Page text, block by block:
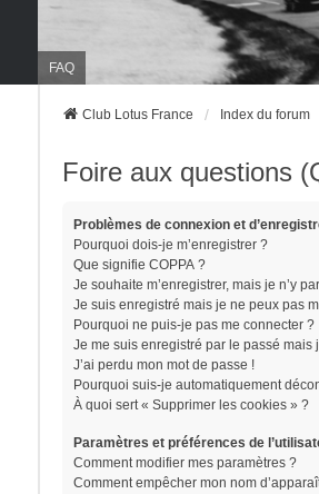
FAQ
Club Lotus France Index du forum
Foire aux questions
Problèmes de connexion et
Pourquoi dois-je m’enregistrer ?
Que signifie COPPA ?
Je souhaite m’enregistrer, mais je n’y
Je suis enregistré mais je ne peux pas
Pourquoi ne puis-je pas me connecter ?
Je me suis enregistré par le passé mais
J’ai perdu mon mot de passe !
Pourquoi suis-je automatiquement
À quoi sert « Supprimer les cookies » ?
Paramètres et préférences de
Comment modifier mes paramètres ?
Comment empêcher mon nom